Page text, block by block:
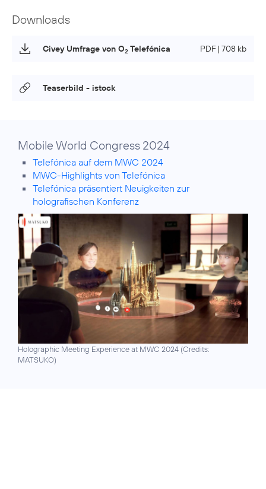
Downloads
Civey Umfrage von O2 Telefónica PDF | 708 kb
Teaserbild - istock
Mobile World Congress 2024
Telefónica auf dem MWC 2024
MWC-Highlights von Telefónica
Telefónica präsentiert Neuigkeiten zur
holografischen Konferenz
Holographic Meeting Experience at MWC 2024 (Credits:
MATSUKO)